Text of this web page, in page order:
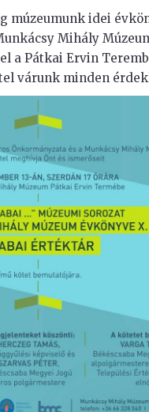
múzeumunk idei
Mihály
a Pátkai Ervin
várunk minden